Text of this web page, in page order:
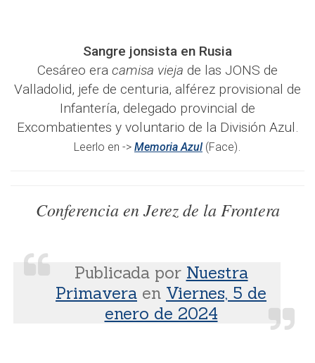
Sangre jonsista en Rusia
Cesáreo era camisa vieja de las JONS de
Valladolid, jefe de centuria, alférez provisional de
Infantería, delegado provincial de
Excombatientes y voluntario de la División Azul.
Leerlo en -> Memoria Azul (Face).
Conferencia en Jerez de la Frontera
Publicada por Nuestra
Primavera en Viernes, 5 de
enero de 2024